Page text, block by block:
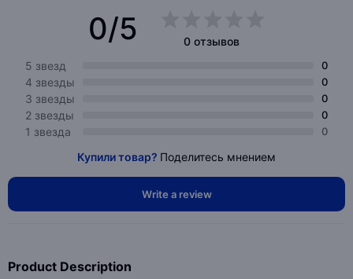
0/5
0 отзывов
5 звезд
0
4 звезды 0
3 звезды 0
2 звезды 0
1 звезда 0
Купили товар? Поделитесь мнением
Write a review
Product Description